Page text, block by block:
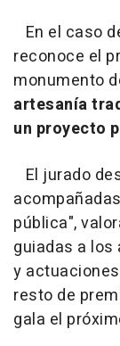
En el caso
reconoce el
monumento
artesanía
un proyecto
El jurado
pública",
guiadas a
y
resto de
gala el